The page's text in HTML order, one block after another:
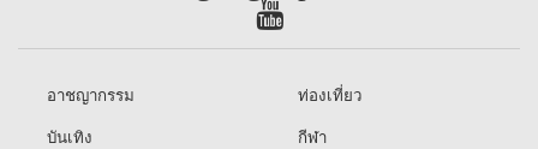
อาชญากรรม
ท่องเที่ยว
บันเทิง
กีฬา